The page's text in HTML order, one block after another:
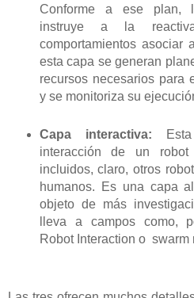
Conforme a ese plan,
instruye a la
comportamientos asociar
esta capa se generan
recursos necesarios para
y se monitoriza su
Capa interactiva:
interacción de un
incluidos, claro, otros
humanos. Es una capa
objeto de más
lleva a campos como,
Robot Interaction o swarm